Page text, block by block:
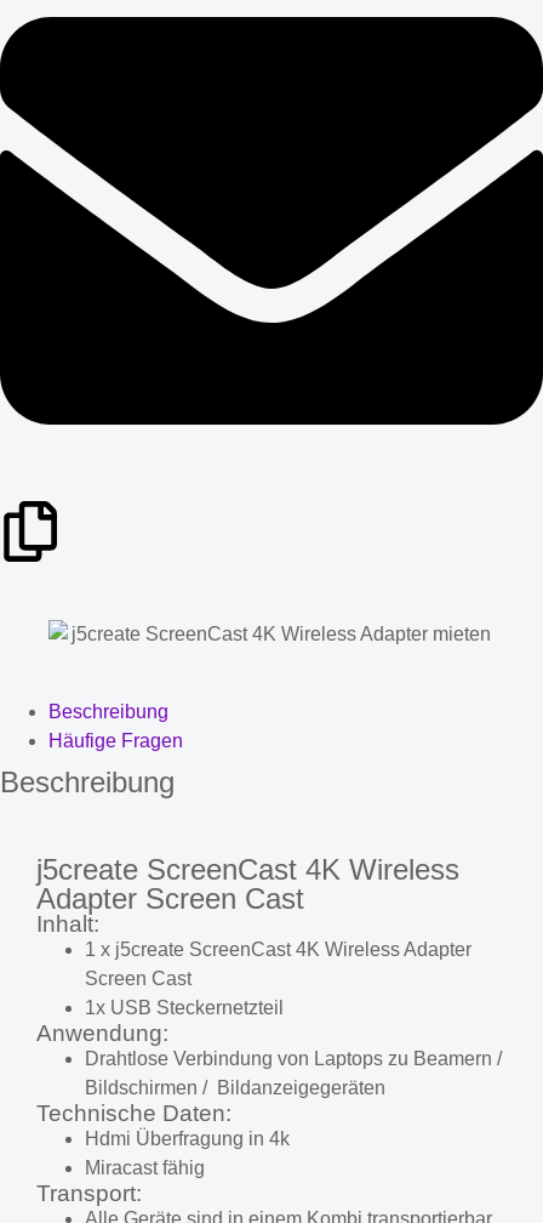
Beschreibung
Häufige Fragen
Beschreibung
j5create ScreenCast 4K Wireless
Adapter Screen Cast
Inhalt:
1 x j5create ScreenCast 4K Wireless Adapter
Screen Cast
1x USB Steckernetzteil
Anwendung:
Drahtlose Verbindung von Laptops zu Beamern /
Bildschirmen / Bildanzeigegeräten
Technische Daten:
Hdmi Überfragung in 4k
Miracast fähig
Transport:
Alle Geräte sind in einem Kombi transportierbar